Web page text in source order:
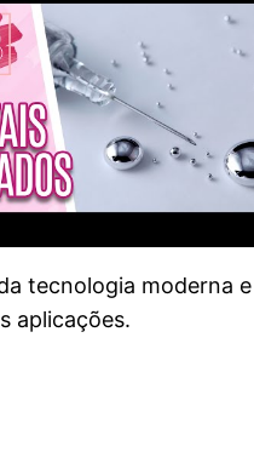
tecnologia moderna
aplicações.